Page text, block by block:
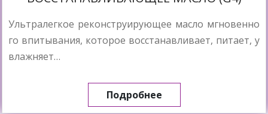
Ультралегкое реконструирующее масло мгновенно
го впитывания, которое восстанавливает, питает, у
влажняет…
Подробнее